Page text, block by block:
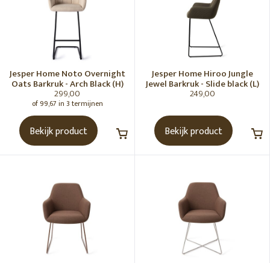
Jesper Home Noto Overnight
Oats Barkruk - Arch Black (H)
299,00
of 99,67 in 3 termijnen
Bekijk product
Jesper Home Hiroo Jungle
Jewel Barkruk - Slide black (L)
249,00
Bekijk product